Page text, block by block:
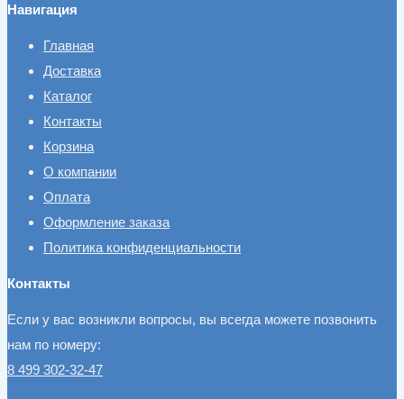
Навигация
Главная
Доставка
Каталог
Контакты
Корзина
О компании
Оплата
Оформление заказа
Политика конфиденциальности
Контакты
Если у вас возникли вопросы, вы всегда можете позвонить
нам по номеру:
8 499 302-32-47